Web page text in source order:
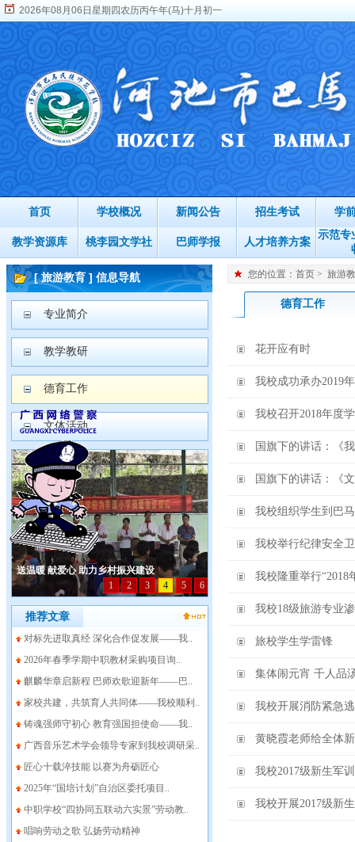
2026年08月06日星期四农历丙午年(马)十月初一
首页 学校概况 新闻公告 招生考试 学
教学资源库 桃李园文学社 巴师学报 人才培养方案
示范专
[ 旅游教育 ] 信息导航
专业简介
教学教研
德育工作
文体活动
推荐文章
对标先进取真经 深化合作促发展——我..
2026年春季学期中职教材采购项目询..
麒麟华章启新程 巴师欢歌迎新年——巴..
家校共建，共筑育人共同体——我校顺利..
铸魂强师守初心 教育强国担使命——我..
广西音乐艺术学会领导专家到我校调研采..
匠心十载淬技能 以赛为舟砺匠心
2025年“国培计划”自治区委托项目..
中职学校“四协同五联动六实景”劳动教..
唱响劳动之歌 弘扬劳动精神
您的位置： 首页> 旅游
德育工作
花开应有时
我校成功承办2019
我校召开2018年度
国旗下的讲话：《
国旗下的讲话：《
我校组织学生到巴
我校举行纪律安全
我校隆重举行“2018
我校18级旅游专业
旅校学生学雷锋
集体闹元宵 千人品
我校开展消防紧急
黄晓霞老师给全体
我校2017级新生军
我校开展2017级新